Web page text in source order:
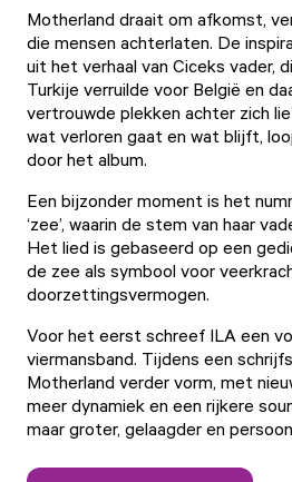
Motherland draait om afkomst,
die mensen achterlaten. De
uit het verhaal van Ciceks vader,
Turkije verruilde voor België en
vertrouwde plekken achter zich
wat verloren gaat en wat blijft,
door het album.
Een bijzonder moment is het
‘zee’, waarin de stem van haar
Het lied is gebaseerd op een
de zee als symbool voor
doorzettingsvermogen.
Voor het eerst schreef ILA een
viermansband. Tijdens een
Motherland verder vorm, met
meer dynamiek en een rijkere
maar groter, gelaagder en